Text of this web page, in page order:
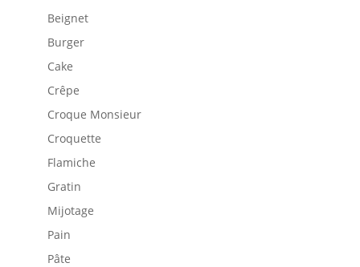
Beignet
Burger
Cake
Crêpe
Croque Monsieur
Croquette
Flamiche
Gratin
Mijotage
Pain
Pâte